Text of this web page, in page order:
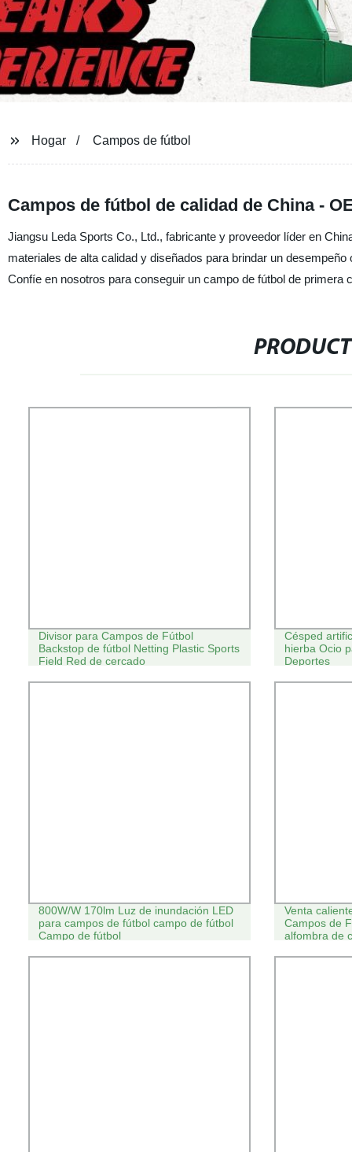
Hogar Campos de fútbol
Campos de fútbol de calidad de China -
Jiangsu Leda Sports Co., Ltd., fabricante y proveedor líder en
materiales de alta calidad y diseñados para brindar un
Confíe en nosotros para conseguir un campo de fútbol de primera
Divisor para Campos de Fútbol
Backstop de fútbol Netting Plastic Sports
Field Red de cercado
Césped
hierba Ocio
Deportes
800W/W 170lm Luz de inundación LED
para campos de fútbol campo de fútbol
Campo de fútbol
Venta
Campos de
alfombra de